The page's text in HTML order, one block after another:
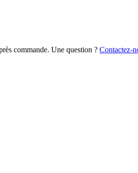
commande. Une question ? Contactez-